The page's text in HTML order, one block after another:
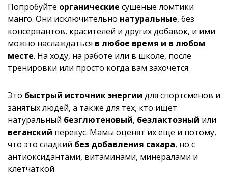
Попробуйте органические сушеные ломтики
манго. Они исключительно натуральные, без
консервантов, красителей и других добавок, и ими
можно наслаждаться в любое время и в любом
месте. На ходу, на работе или в школе, после
тренировки или просто когда вам захочется.
Это быстрый источник энергии для спортсменов и
занятых людей, а также для тех, кто ищет
натуральный безглютеновый, безлактозный или
веганский перекус. Мамы оценят их еще и потому,
что это сладкий без добавления сахара, но с
антиоксидантами, витаминами, минералами и
клетчаткой.